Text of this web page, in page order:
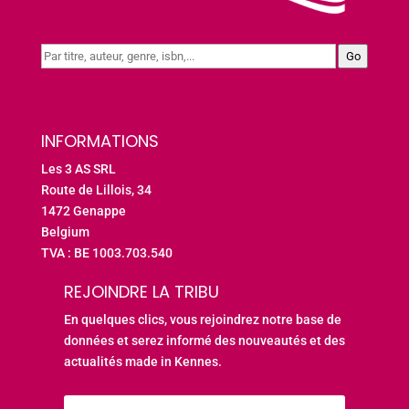
Go
INFORMATIONS
Les 3 AS SRL
Route de Lillois, 34
1472 Genappe
Belgium
TVA : BE 1003.703.540
REJOINDRE LA TRIBU
En quelques clics, vous rejoindrez notre base de
données et serez informé des nouveautés et des
actualités made in Kennes.